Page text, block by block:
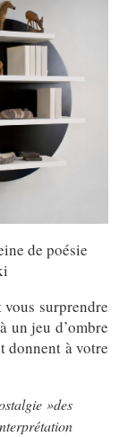
de poésie
surprendre
un jeu d’ombre
donnent à votre
»des